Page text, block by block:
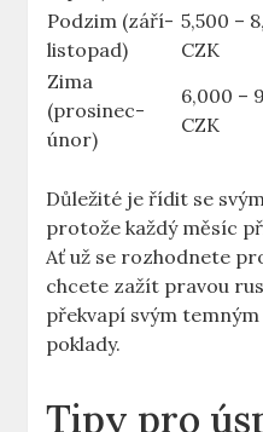
Podzim (září-
listopad)
5,500 –
CZK
Zima
(prosinec-
únor)
6,000 –
CZK
Důležité je řídit se
protože každý měsíc
Ať už se rozhodnete
chcete zažít pravou
překvapí svým
poklady.
Tipy pro